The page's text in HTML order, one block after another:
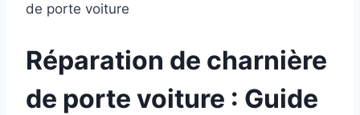
de porte voiture
Réparation de charnière
de porte voiture : Guide